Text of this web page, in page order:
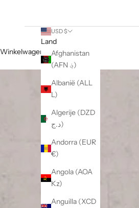
USD $
Land
Afghanistan
(AFN ؋)
Albanië (ALL
L)
Algerije (DZD
د.ج)
Andorra (EUR
€)
Angola (AOA
Kz)
Anguilla (XCD
Winkelwagen